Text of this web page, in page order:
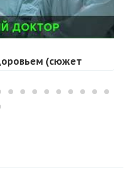
(сюжет